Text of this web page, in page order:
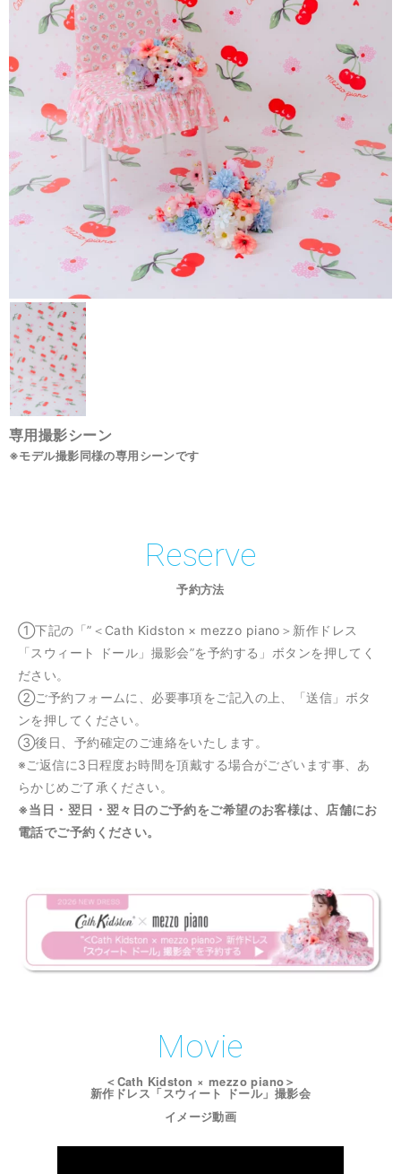
専用撮影シーン
※モデル撮影同様の専用シーンです
Reserve
予約方法
①下記の「”＜Cath Kidston × mezzo piano＞新作ドレス
「スウィート ドール」撮影会”を予約する」ボタンを押してく
ださい。
②ご予約フォームに、必要事項をご記入の上、「送信」ボタ
ンを押してください。
③後日、予約確定のご連絡をいたします。
※ご返信に3日程度お時間を頂戴する場合がございます事、あ
らかじめご了承ください。
※当日・翌日・翌々日のご予約をご希望のお客様は、店舗にお
電話でご予約ください。
Movie
＜Cath Kidston × mezzo piano＞
新作ドレス「スウィート ドール」撮影会
イメージ動画